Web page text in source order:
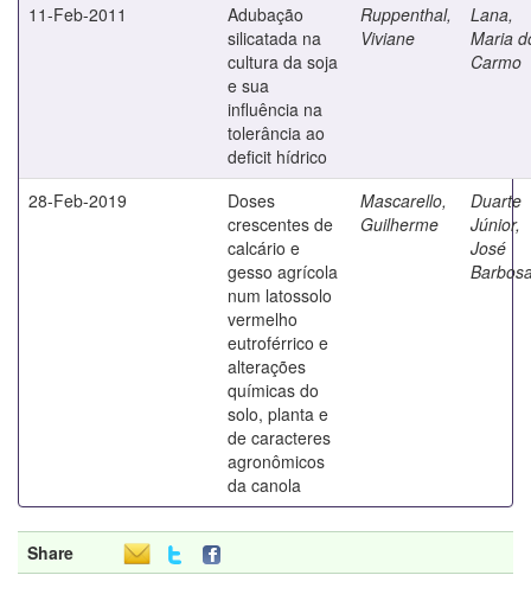
11-Feb-2011
Adubação
silicatada na
cultura da soja
e sua
influência na
tolerância ao
deficit hídrico
Ruppenthal,
Viviane
Lana,
Maria
Carmo
28-Feb-2019
Doses
crescentes de
calcário e
gesso agrícola
num latossolo
vermelho
eutroférrico e
alterações
químicas do
solo, planta e
de caracteres
agronômicos
da canola
Mascarello,
Guilherme
Duarte
Júnior,
José
Share